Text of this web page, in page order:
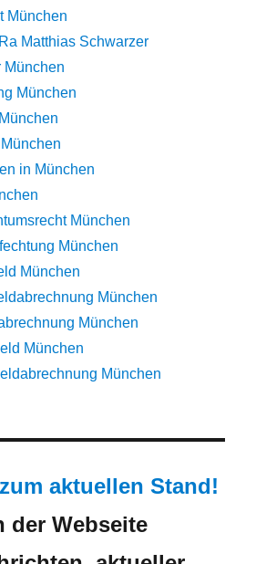
München
Matthias Schwarzer
München
München
in München
München
München
München
München
München
München
München
aktuellen Stand!
der Webseite